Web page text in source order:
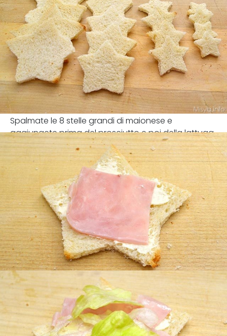
Spalmate le 8 stelle grandi di maionese e
aggiungete prima del prosciutto e poi della lattuga.